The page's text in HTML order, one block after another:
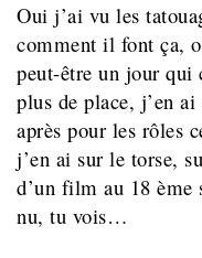
Oui j’ai vu les
comment il font ça,
peut-être un jour qui
plus de place, j’en
après pour les rôles
j’en ai sur le torse,
d’un film au 18 ème
nu, tu vois…